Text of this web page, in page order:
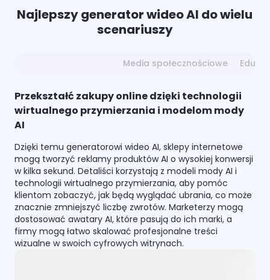
Najlepszy generator wideo AI do wielu
scenariuszy
Media społecznościowe
Przekształć zakupy online dzięki technologii
wirtualnego przymierzania i modelom mody
AI
Dzięki temu generatorowi wideo AI, sklepy internetowe
mogą tworzyć reklamy produktów AI o wysokiej konwersji
w kilka sekund. Detaliści korzystają z modeli mody AI i
technologii wirtualnego przymierzania, aby pomóc
klientom zobaczyć, jak będą wyglądać ubrania, co może
znacznie zmniejszyć liczbę zwrotów. Marketerzy mogą
dostosować awatary AI, które pasują do ich marki, a
firmy mogą łatwo skalować profesjonalne treści
wizualne w swoich cyfrowych witrynach.